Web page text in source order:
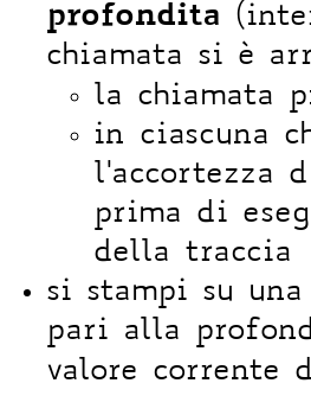
profondita
chiamata si è
la chiamata
in ciascuna
l'accortezza
prima di
della traccia
si stampi su
pari alla
valore corrente